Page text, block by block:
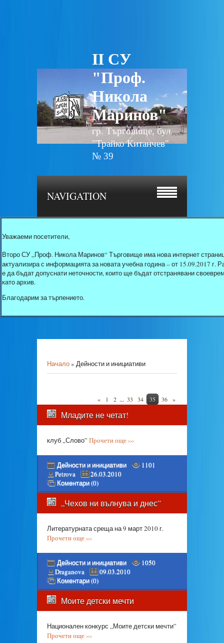
II СУ
"Проф.
Никола
Маринов"
гр. Търговище, бул.
"Трайко Китанчев"
№ 39
NAVIGATION
Уважаеми посетители,
Второ СУ „Проф. Никола Маринов“ Търговище има нова интернет
актуализира с информацията за новата учебна година – от 15.09.2017
е да бъдат допуснати неточности, които ще бъдат отстранявани
като архив.
Благодарим за търпението.
Начало» Дейности и инициативи
« 1 2 ... 33 34 35 36 »
Младите не четат!
клуб „Слово” Прочети още ›››
Дейности и инициативи
1101
Petrova
26.03.2010
Коментари (0)
„Чехов ни вълнува и днес”
Литературната среща на 9 март 2010 г.
Прочети още ›››
Дейности и инициативи
1050
Draganova
09.03.2010
Коментари (0)
Моите детски мечти
Национален конкурс „Моите детски мечти”
Прочети още ›››